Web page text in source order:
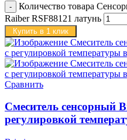
Количество товара
Raiber RSF88121 латунь
Купить в 1 клик
Сравнить
Смеситель сенсорный
регулировкой